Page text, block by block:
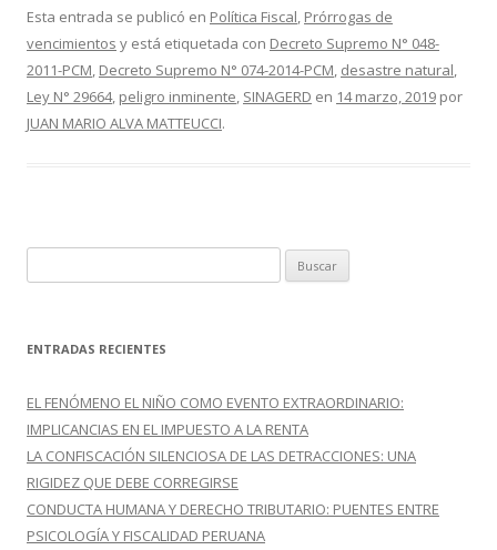
e
b
o
o
itt
er
m
p
ar
ti
Esta entrada se publicó en Política Fiscal, Prórrogas de
vencimientos y está etiquetada con Decreto Supremo N° 048-
2011-PCM, Decreto Supremo N° 074-2014-PCM, desastre natural,
Ley N° 29664, peligro inminente, SINAGERD en 14 marzo, 2019 por
JUAN MARIO ALVA MATTEUCCI.
u
c
r
:
ENTRADAS RECIENTES
EL FENÓMENO EL NIÑO COMO EVENTO EXTRAORDINARIO:
IMPLICANCIAS EN EL IMPUESTO A LA RENTA
LA CONFISCACIÓN SILENCIOSA DE LAS DETRACCIONES: UNA
RIGIDEZ QUE DEBE CORREGIRSE
CONDUCTA HUMANA Y DERECHO TRIBUTARIO: PUENTES ENTRE
PSICOLOGÍA Y FISCALIDAD PERUANA